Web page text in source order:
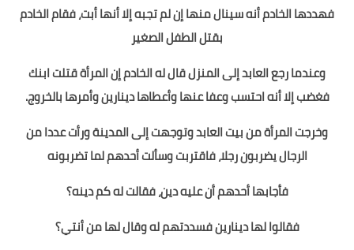
فهددها الخادم أنه سينال منها إن لم تجبه إلا أنها أبت، فقام الخادم
بقتل الطفل الصغير
وعندما رجع العابد إلى المنزل قال له الخادم إن المرأة قتلت ابنك
فغضب إلا أنه احتسب وعفا عنها وأعطاها دينارين وأمرها بالخروج.
وخرجت المرأة من بيت العابد وتوجهت إلى المدينة ورأت عددا من
الرجال يضربون رجلا، فاقتربت وسألت أحدهم لما تضربونه
فأجابها أحدهم أن عليه دين، فقالت له كم دينه؟
فقالوا لها دينارين فسددتهم له وقال لها من أنتي؟